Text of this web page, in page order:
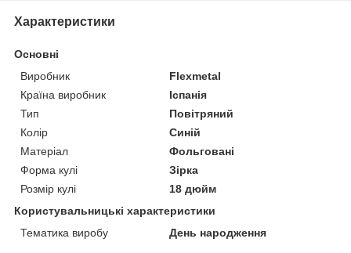
Характеристики
Основні
Виробник
Flexmetal
Країна виробник
Іспанія
Тип
Повітряний
Колір
Синій
Матеріал
Фольговані
Форма кулі
Зірка
Розмір кулі
18 дюйм
Користувальницькі характеристики
Тематика виробу
День народження